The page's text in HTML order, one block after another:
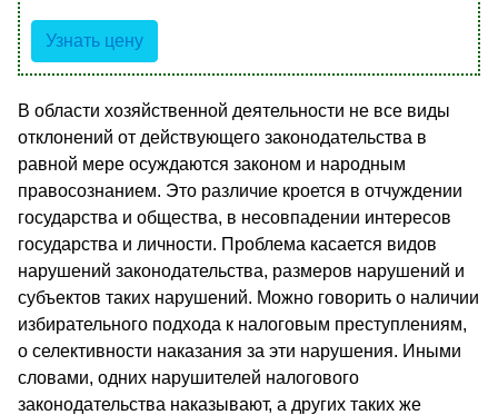
Узнать цену
В области хозяйственной деятельности не все виды
отклонений от действующего законодательства в
равной мере осуждаются законом и народным
правосознанием. Это различие кроется в отчуждении
государства и общества, в несовпадении интересов
государства и личности. Проблема касается видов
нарушений законодательства, размеров нарушений и
субъектов таких нарушений. Можно говорить о наличии
избирательного подхода к налоговым преступлениям,
о селективности наказания за эти нарушения. Иными
словами, одних нарушителей налогового
законодательства наказывают, а других таких же